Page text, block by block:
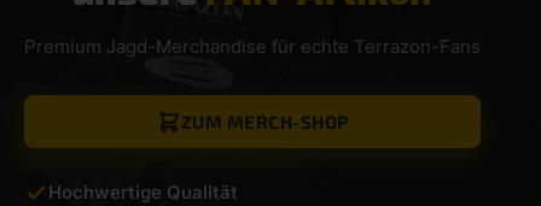
Premium Jagd-Merchandise für echte Terrazon-Fans
ZUM MERCH-SHOP
Hochwertige Qualität